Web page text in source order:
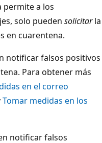
permite a los
solo pueden solicitarla
en cuarentena.
notificar falsos positivos
Para obtener más
en el correo
Tomar medidas en los
notificar falsos